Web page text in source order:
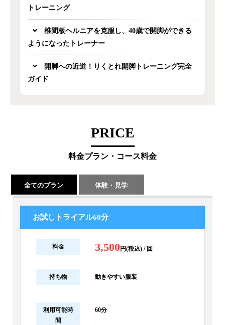
トレーニング
椎間板ヘルニアを克服し、40歳で開脚ができる
ようになったトレーナー
開脚への近道！りくとれ開脚トレーニング完全
ガイド
PRICE
料金プラン・コース料金
全てのプラン 体験・見学
お試しトライアル60分
料金 3,500円(税込) / 回
持ち物 動きやすい服装
利用可能時
間
60分